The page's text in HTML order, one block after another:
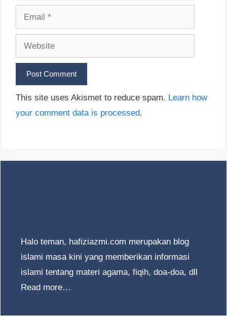
Email
Website
This site uses Akismet to reduce spam. Learn how
your comment data is processed.
Halo teman, hafiziazmi.com merupakan blog
islami masa kini yang memberikan informasi
islami tentang materi agama, fiqih, doa-doa, dll
Read more…